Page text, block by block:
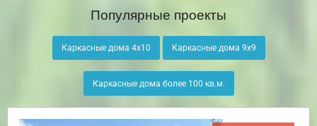
Популярные проекты
Каркасные дома 4х10 Каркасные дома 9х9
Каркасные дома более 100 кв.м.